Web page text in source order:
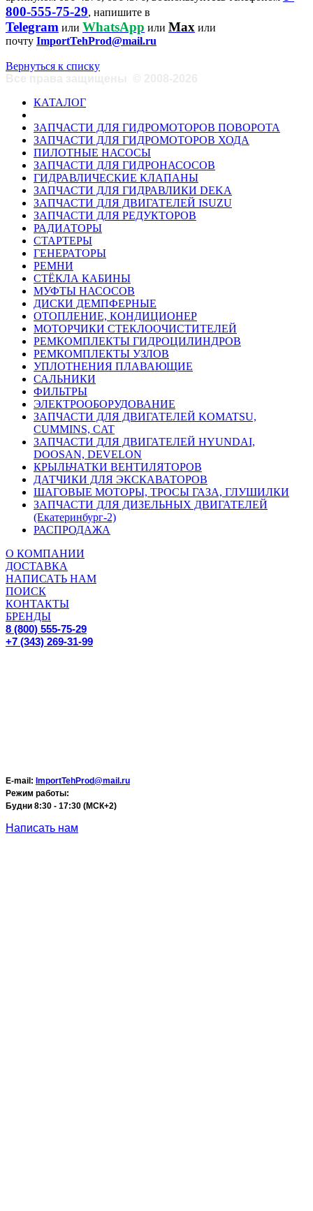
800-555-75-29, напишите в
Telegram или WhatsApp или Max или
почту ImportTehProd@mail.ru
Вернуться к списку
КАТАЛОГ
ЗАПЧАСТИ ДЛЯ ГИДРОМОТОРОВ ПОВОРОТА
ЗАПЧАСТИ ДЛЯ ГИДРОМОТОРОВ ХОДА
ПИЛОТНЫЕ НАСОСЫ
ЗАПЧАСТИ ДЛЯ ГИДРОНАСОСОВ
ГИДРАВЛИЧЕСКИЕ КЛАПАНЫ
ЗАПЧАСТИ ДЛЯ ГИДРАВЛИКИ DEKA
ЗАПЧАСТИ ДЛЯ ДВИГАТЕЛЕЙ ISUZU
ЗАПЧАСТИ ДЛЯ РЕДУКТОРОВ
РАДИАТОРЫ
СТАРТЕРЫ
ГЕНЕРАТОРЫ
РЕМНИ
СТЁКЛА КАБИНЫ
МУФТЫ НАСОСОВ
ДИСКИ ДЕМПФЕРНЫЕ
ОТОПЛЕНИЕ, КОНДИЦИОНЕР
МОТОРЧИКИ СТЕКЛООЧИСТИТЕЛЕЙ
РЕМКОМПЛЕКТЫ ГИДРОЦИЛИНДРОВ
РЕМКОМПЛЕКТЫ УЗЛОВ
УПЛОТНЕНИЯ ПЛАВАЮЩИЕ
САЛЬНИКИ
ФИЛЬТРЫ
ЭЛЕКТРООБОРУДОВАНИЕ
ЗАПЧАСТИ ДЛЯ ДВИГАТЕЛЕЙ KOMATSU,
CUMMINS, CAT
ЗАПЧАСТИ ДЛЯ ДВИГАТЕЛЕЙ HYUNDAI,
DOOSAN, DEVELON
КРЫЛЬЧАТКИ ВЕНТИЛЯТОРОВ
ДАТЧИКИ ДЛЯ ЭКСКАВАТОРОВ
ШАГОВЫЕ МОТОРЫ, ТРОСЫ ГАЗА, ГЛУШИЛКИ
ЗАПЧАСТИ ДЛЯ ДИЗЕЛЬНЫХ ДВИГАТЕЛЕЙ
(Екатеринбург-2)
РАСПРОДАЖА
О КОМПАНИИ
ДОСТАВКА
НАПИСАТЬ НАМ
ПОИСК
КОНТАКТЫ
БРЕНДЫ
8 (800) 555-75-29
+7 (343) 269-31-99
E-mail: ImportTehProd@mail.ru
Режим работы:
Будни 8:30 - 17:30 (МСК+2)
Написать нам